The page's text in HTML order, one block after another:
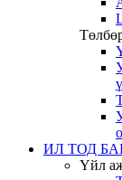
ИЛ ТОД
Үйл